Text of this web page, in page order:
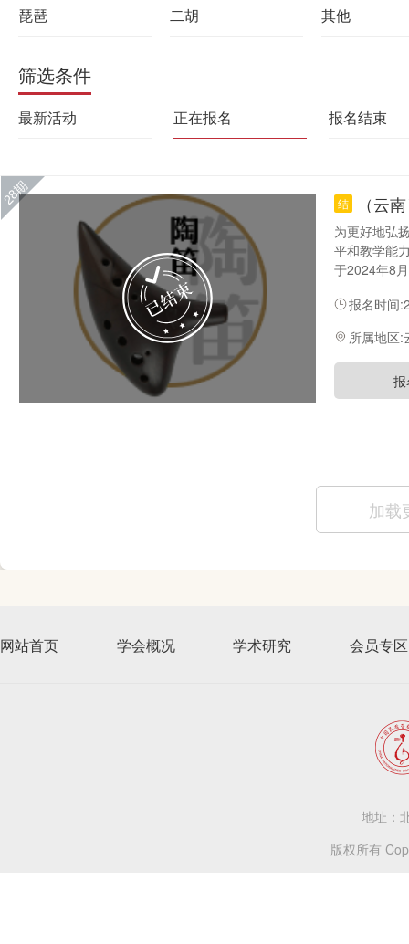
琵琶 二胡 其他
筛选条件
最新活动 正在报名 报名结束
期 结 （云
为更好地弘
平和教学能
于2024年8
教学和理论
报名时间
所属地区:
加载
网站首页 学会概况 学术研究 会员专区
地址：
版权所有